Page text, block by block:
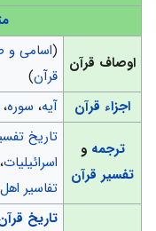
اوصاف قرآن
(اسامی و
قرآن)
اجزاء قرآن
آیه، سوره،
ترجمه و
تفسیر قرآن
تاریخ
اسرائیلیات،
تفاسیر
تاریخ